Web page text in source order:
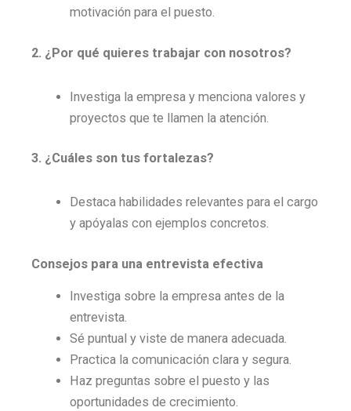
motivación para el puesto.
2. ¿Por qué quieres trabajar con nosotros?
Investiga la empresa y menciona valores y
proyectos que te llamen la atención.
3. ¿Cuáles son tus fortalezas?
Destaca habilidades relevantes para el cargo
y apóyalas con ejemplos concretos.
Consejos para una entrevista efectiva
Investiga sobre la empresa antes de la
entrevista.
Sé puntual y viste de manera adecuada.
Practica la comunicación clara y segura.
Haz preguntas sobre el puesto y las
oportunidades de crecimiento.